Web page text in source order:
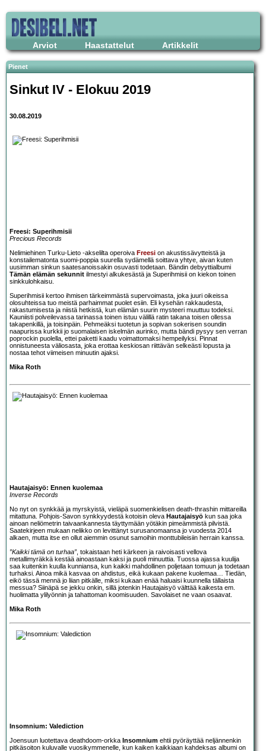
Arviot Haastattelut Artikkelit
Pienet
Sinkut IV - Elokuu 2019
30.08.2019
Freesi: Superihmisii
Precious Records
Nelimiehinen Turku-Lieto -akselilta operoiva Freesi on akustissävytteistä ja
konstailematonta suomi-poppia suurella sydämellä soittava yhtye, aivan kuten
uusimman sinkun saatesanoissakin osuvasti todetaan. Bändin debyyttialbumi
Tämän elämän sekunnit ilmestyi alkukesästä ja Superihmisii on kiekon toinen
sinkkulohkaisu.
Superihmisii kertoo ihmisen tärkeimmästä supervoimasta, joka juuri oikeissa
olosuhteissa tuo meistä parhaimmat puolet esiin. Eli kysehän rakkaudesta,
rakastumisesta ja niistä hetkistä, kun elämän suurin mysteeri muuttuu todeksi.
Kauniisti polveilevassa tarinassa toinen istuu välillä ratin takana toisen ollessa
takapenkillä, ja toisinpäin. Pehmeäksi tuotetun ja sopivan sokerisen soundin
naapurissa kurkkii jo suomalaisen iskelmän aurinko, mutta bändi pysyy sen verran
poprockin puolella, ettei paketti kaadu voimattomaksi hempeilyksi. Pinnat
onnistuneesta väliosasta, joka erottaa keskiosan riittävän selkeästi lopusta ja
nostaa tehot viimeisen minuutin ajaksi.
Mika Roth
Hautajaisyö: Ennen kuolemaa
Inverse Records
No nyt on synkkää ja myrskyistä, vieläpä suomenkielisen death-thrashin mittareilla
mitattuna. Pohjois-Savon synkkyydestä kotoisin oleva Hautajaisyö kun saa joka
ainoan neliömetrin taivaankannesta täyttymään yötäkin pimeämmistä pilvistä.
Saatekirjeen mukaan nelikko on levittänyt surusanomaansa jo vuodesta 2014
alkaen, mutta itse en ollut aiemmin osunut samoihin monttubileisiin herrain kanssa.
”Kaikki tämä on turhaa” , tokaistaan heti kärkeen ja raivoisasti vellova
metallimyräkkä kestää ainoastaan kaksi ja puoli minuuttia. Tuossa ajassa kuulija
saa kuitenkin kuulla kunniansa, kun kaikki mahdollinen poljetaan tomuun ja todetaan
turhaksi. Ainoa mikä kasvaa on ahdistus, eikä kukaan pakene kuolemaa… Tiedän,
eikö tässä mennä jo liian pitkälle, miksi kukaan enää haluaisi kuunnella tällaista
messua? Siinäpä se jekku onkin, sillä jotenkin Hautajaisyö välttää kaikesta em.
huolimatta ylilyönnin ja tahattoman koomisuuden. Savolaiset ne vaan osaavat.
Mika Roth
Insomnium: Valediction
Joensuun luotettava deathdoom-orkka Insomnium ehtii pyöräyttää neljännenkin
pitkäsoiton kuluvalle vuosikymmenelle, kun kaiken kaikkiaan kahdeksas albumi on